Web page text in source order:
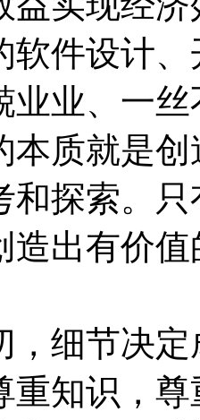
软件设计
业业、一丝
本质就是
和探索。
造出有价
，细节决定
重知识，